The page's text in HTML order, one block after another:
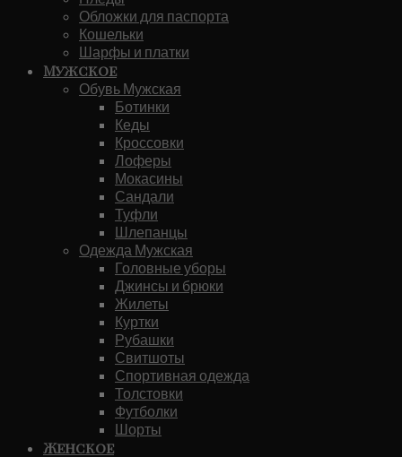
Обложки для паспорта
Кошельки
Шарфы и платки
Мужское
Обувь Мужская
Ботинки
Кеды
Кроссовки
Лоферы
Мокасины
Сандали
Туфли
Шлепанцы
Одежда Мужская
Головные уборы
Джинсы и брюки
Жилеты
Куртки
Рубашки
Свитшоты
Спортивная одежда
Толстовки
Футболки
Шорты
Женское